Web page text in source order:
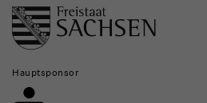
Hauptsponsor